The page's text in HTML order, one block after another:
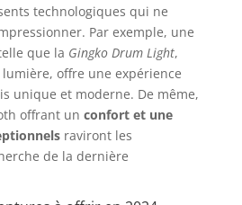
technologiques qui ne
Par exemple, une
que la Gingko Drum Light,
offre une expérience
unique et moderne. De même,
offrant un confort et une
raviront les
de la dernière